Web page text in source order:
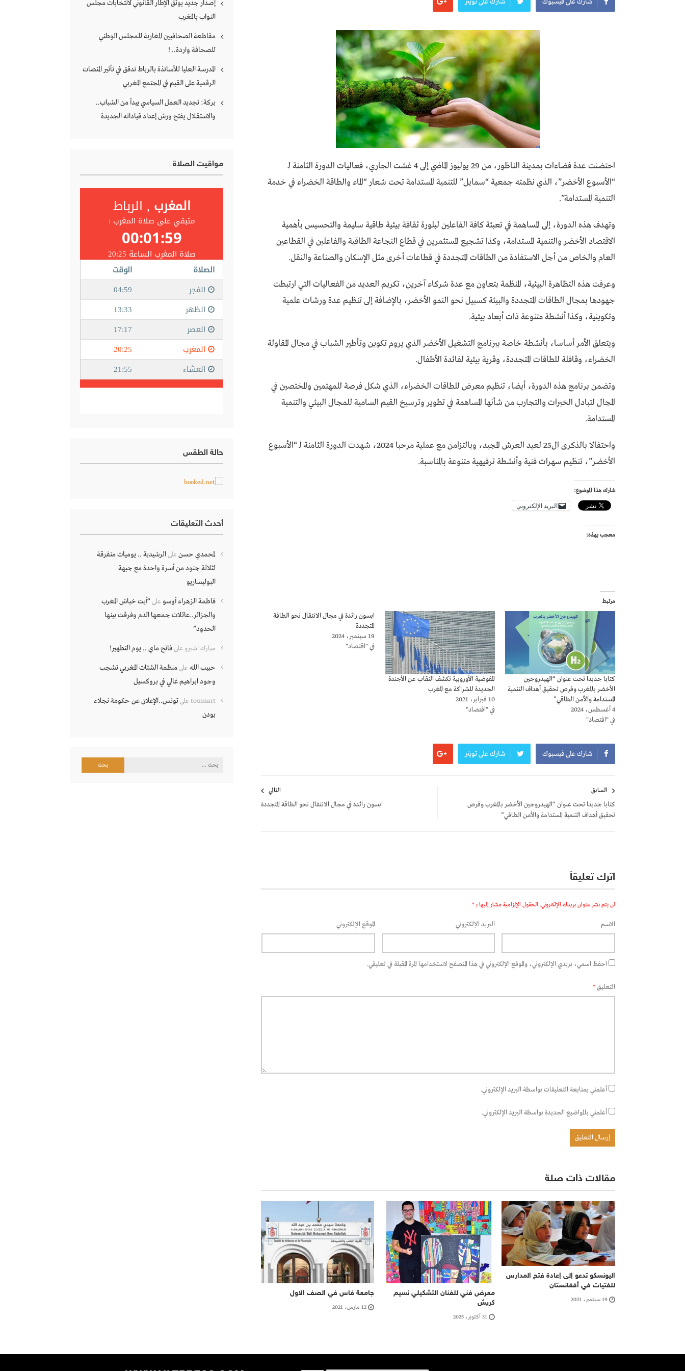
احتضنت عدة فضاءات بمدينة الناظور، من 29 يوليوز الماضي إلى 4 غشت الجاري، فعاليات الدورة الثامنة لـ
“الأسبوع الأخضر”، الذي نظمته جمعية “سمايل” للتنمية المستدامة تحت شعار “الماء والطاقة الخضراء في خدمة
التنمية المستدامة”.
وتهدف هذه الدورة، إلى المساهمة في تعبئة كافة الفاعلين لبلورة ثقافة بيئية طاقية سليمة والتحسيس بأهمية
الاقتصاد الأخضر والتنمية المستدامة، وكذا تشجيع المستثمرين في قطاع النجاعة الطاقية والفاعلين في القطاعين
العام والخاص من أجل الاستفادة من الطاقات المتجددة في قطاعات أخرى مثل الإسكان والصناعة والنقل.
وعرفت هذه التظاهرة البيئية، المنظمة بتعاون مع عدة شركاء آخرين، تكريم العديد من الفعاليات التي ارتبطت
جهودها بمجال الطاقات المتجددة والبيئة كسبيل نحو النمو الأخضر، بالإضافة إلى تنظيم عدة ورشات علمية
وتكوينية، وكذا أنشطة متنوعة ذات أبعاد بيئية.
ويتعلق الأمر أساسا، بأنشطة خاصة ببرنامج التشغيل الأخضر الذي يروم تكوين وتأطير الشباب في مجال المقاولة
الخضراء، وقافلة للطاقات المتجددة، وقرية بيئية لفائدة الأطفال.
وتضمن برنامج هذه الدورة، أيضا، تنظيم معرض للطاقات الخضراء، الذي شكل فرصة للمهتمين والمختصين في
المجال لتبادل الخبرات والتجارب من شأنها المساهمة في تطوير وترسيخ القيم السامية للمجال البيئي والتنمية
المستدامة.
واحتفالا بالذكرى ال25 لعيد العرش المجيد، وبالتزامن مع عملية مرحبا 2024، شهدت الدورة الثامنة لــ “الأسبوع
الأخضر”، تنظيم سهرات فنية وأنشطة ترفيهية متنوعة بالمناسبة.
شارك هذا الموضوع:
البريد الإلكتروني
معجب بهذه:
مرتبط
كتابا جديدا تحت عنوان “الهيدروجين
الأخضر بالمغرب وفرص تحقيق أهداف التنمية
المستدامة والأمن الطاقي”‎
4 أغسطس، 2024
في "اقتصاد"
المفوضية الأوروبية تكشف النقاب عن الأجندة
الجديدة للشراكة مع المغرب
10 فبراير، 2021
في "اقتصاد"
ابسون رائدة في مجال الانتقال نحو الطاقة
المتجددة
19 سبتمبر، 2024
في "اقتصاد"
شارك على فيسبوك شارك على تويتر
المقالات
السابق
كتابا جديدا تحت عنوان “الهيدروجين الأخضر بالمغرب وفرص
تحقيق أهداف التنمية المستدامة والأمن الطاقي”‎
التالي
ابسون رائدة في مجال الانتقال نحو الطاقة المتجددة
اترك تعليقاً
لن يتم نشر عنوان بريدك الإلكتروني. الحقول الإلزامية مشار إليها بـ *
الاسم البريد الإلكتروني الموقع الإلكتروني
احفظ اسمي، بريدي الإلكتروني، والموقع الإلكتروني في هذا المتصفح لاستخدامها المرة المقبلة في تعليقي.
التعليق*
أعلمني بمتابعة التعليقات بواسطة البريد الإلكتروني.
أعلمني بالمواضيع الجديدة بواسطة البريد الإلكتروني.
مقالات ذات صلة
اليونسكو تدعو إلى إعادة فتح المدارس
للفتيات في أفغانستان
19 سبتمبر، 2021
معرض فني للفنان التشكيلي نسيم
كريش
31 أكتوبر، 2025
جامعة فاس في الصف الاول
12 مارس، 2021
إصدار جديد يوثق الإطار القانوني لانتخابات مجلس
النواب بالمغرب
مقاطعة الصحافيين المغاربة للمجلس الوطني
للصحافة واردة.. !
المدرسة العليا للأساتذة بالرباط تدقق في تأثير المنصات
الرقمية على القيم في المجتمع المغربي
بركة: تجديد العمل السياسي يبدأ من الشباب..
والاستقلال يفتح ورش إعداد قياداته الجديدة
مواقيت الصلاة
حالة الطقس
أحدث التعليقات
لمحمدي حسن علىالرشيدية .. يوميات متفرقة
لثلاثة جنود من أسرة واحدة مع جبهة
البوليساريو
فاطمة الزهراء أوسو على“أيت خباش المغرب
والجزائر..عائلات جمعها الدم وفرقت بينها
الحدود”
مبارك اشبرو علىفاتح ماي .. يوم التطهير!
حبيب الله علىمنظمة الشتات المغربي تشجب
وجود ابراهيم غالي في بروكسيل
toumart علىتونس..الإعلان عن حكومة نجلاء
بودن
البحث